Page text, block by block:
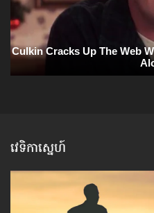
វេទិកាស្នេហ៍